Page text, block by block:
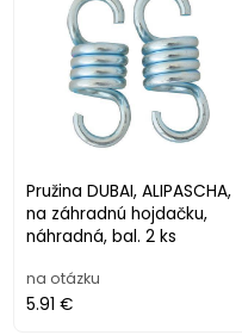
Pružina DUBAI, ALIPASCHA,
na záhradnú hojdačku,
náhradná, bal. 2 ks
na otázku
5.91 €